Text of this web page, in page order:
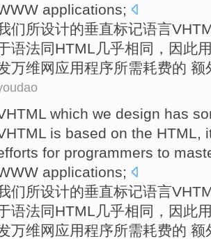
applications;
们所设计的垂直标记语言
语法同HTML 几乎相同， 因此
万维网应用程序所需耗费的 额
which we design has
is based on the HTML
for programmers to
applications;
们所设计的垂直标记语言
语法同HTML 几乎相同， 因此
万维网 应用程序所需耗费的 额